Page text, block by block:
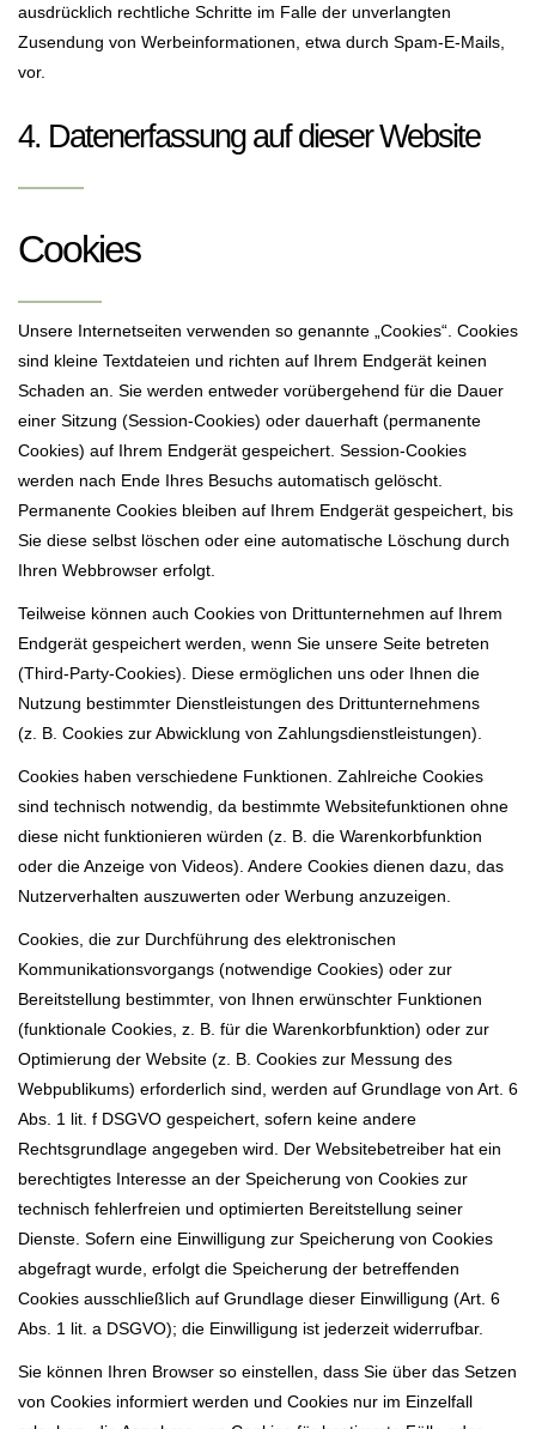
ausdrücklich rechtliche Schritte im Falle der unverlangten
Zusendung von Werbeinformationen, etwa durch Spam-E-Mails,
vor.
4. Datenerfassung auf dieser Website
Cookies
Unsere Internetseiten verwenden so genannte „Cookies“. Cookies
sind kleine Textdateien und richten auf Ihrem Endgerät keinen
Schaden an. Sie werden entweder vorübergehend für die Dauer
einer Sitzung (Session-Cookies) oder dauerhaft (permanente
Cookies) auf Ihrem Endgerät gespeichert. Session-Cookies
werden nach Ende Ihres Besuchs automatisch gelöscht.
Permanente Cookies bleiben auf Ihrem Endgerät gespeichert, bis
Sie diese selbst löschen oder eine automatische Löschung durch
Ihren Webbrowser erfolgt.
Teilweise können auch Cookies von Drittunternehmen auf Ihrem
Endgerät gespeichert werden, wenn Sie unsere Seite betreten
(Third-Party-Cookies). Diese ermöglichen uns oder Ihnen die
Nutzung bestimmter Dienstleistungen des Drittunternehmens
(z. B. Cookies zur Abwicklung von Zahlungsdienstleistungen).
Cookies haben verschiedene Funktionen. Zahlreiche Cookies
sind technisch notwendig, da bestimmte Websitefunktionen ohne
diese nicht funktionieren würden (z. B. die Warenkorbfunktion
oder die Anzeige von Videos). Andere Cookies dienen dazu, das
Nutzerverhalten auszuwerten oder Werbung anzuzeigen.
Cookies, die zur Durchführung des elektronischen
Kommunikationsvorgangs (notwendige Cookies) oder zur
Bereitstellung bestimmter, von Ihnen erwünschter Funktionen
(funktionale Cookies, z. B. für die Warenkorbfunktion) oder zur
Optimierung der Website (z. B. Cookies zur Messung des
Webpublikums) erforderlich sind, werden auf Grundlage von Art. 6
Abs. 1 lit. f DSGVO gespeichert, sofern keine andere
Rechtsgrundlage angegeben wird. Der Websitebetreiber hat ein
berechtigtes Interesse an der Speicherung von Cookies zur
technisch fehlerfreien und optimierten Bereitstellung seiner
Dienste. Sofern eine Einwilligung zur Speicherung von Cookies
abgefragt wurde, erfolgt die Speicherung der betreffenden
Cookies ausschließlich auf Grundlage dieser Einwilligung (Art. 6
Abs. 1 lit. a DSGVO); die Einwilligung ist jederzeit widerrufbar.
Sie können Ihren Browser so einstellen, dass Sie über das Setzen
von Cookies informiert werden und Cookies nur im Einzelfall